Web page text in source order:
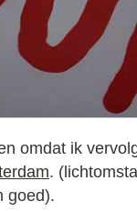
omdat ik
.
goed).